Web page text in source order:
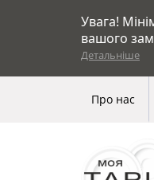
Увага!
вашого
Детальніше
Про нас